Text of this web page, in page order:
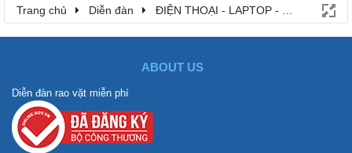
Trang chủ Diễn đàn ĐIỆN THOẠI - LAPTOP - MÁY TÍNH
ABOUT US
Diễn đàn rao vặt miễn phí